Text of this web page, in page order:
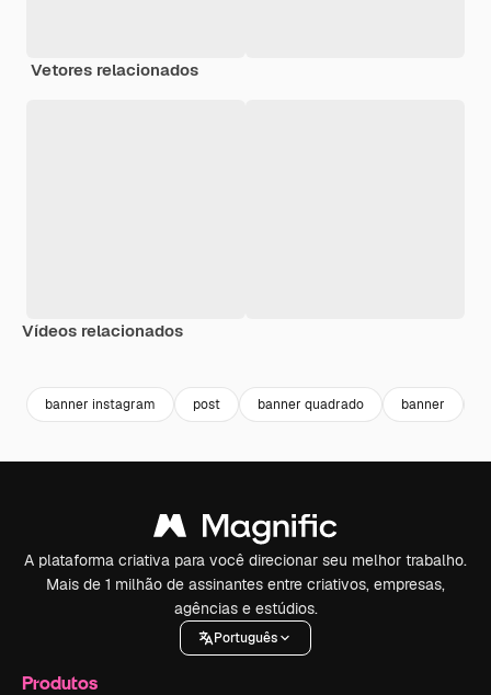
Vetores relacionados
Vídeos relacionados
banner instagram post banner quadrado banner
A plataforma criativa para você direcionar seu melhor trabalho.
Mais de 1 milhão de assinantes entre criativos, empresas,
agências e estúdios.
Português
Produtos